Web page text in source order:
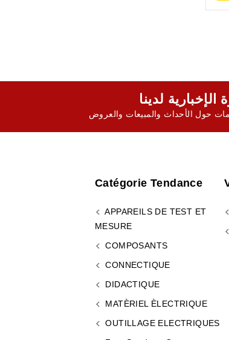
حول الأحداث والمبيعات والعروض
Catégorie Tendance
APPAREILS DE TEST ET
MESURE
COMPOSANTS
CONNECTIQUE
DIDACTIQUE
MATÈRIEL ÈLECTRIQUE
OUTILLAGE ELECTRIQUES